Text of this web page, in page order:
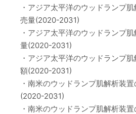
・アジア太平洋のウッドランプ
売量(2020-2031)
・アジア太平洋のウッドランプ
量(2020-2031)
・アジア太平洋のウッドランプ
額(2020-2031)
・南米のウッドランプ肌解析装
(2020-2031)
・南米のウッドランプ肌解析装